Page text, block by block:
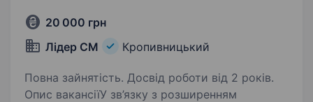
20 000 грн
Лідер СМ
Кропивницький
Повна зайнятість. Досвід роботи від 2 років.
Опис вакансіїУ зв’язку з розширенням